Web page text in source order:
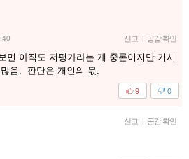
신고 | 공감 확인
면 아직도 저평가라는 게 중론이지만 거시
음. 판단은 개인의 몫.
0
9
신고 | 공감 확인